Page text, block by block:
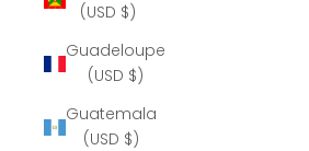
(USD $)
Guadeloupe
(USD $)
Guatemala
(USD $)